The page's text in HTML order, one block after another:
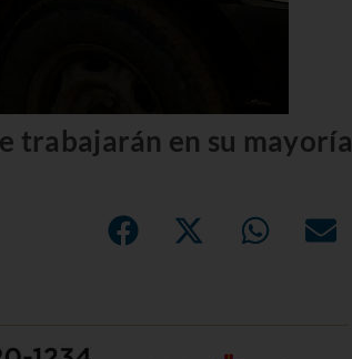
trabajarán en su mayoría